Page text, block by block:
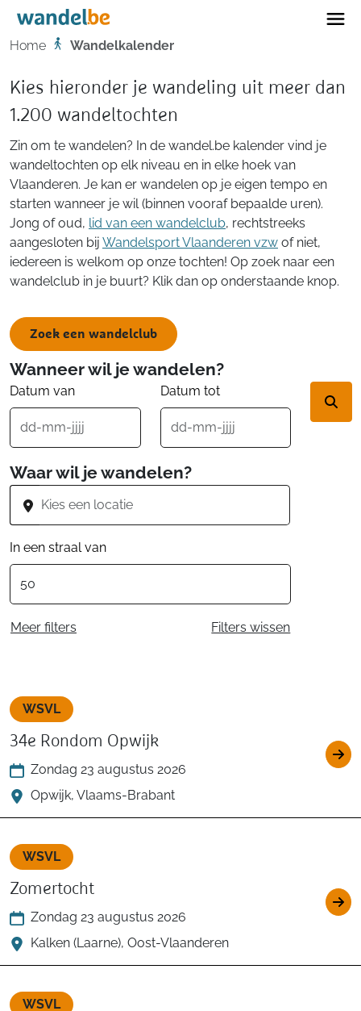
Home
Home Wandelkalender
Kies hieronder je wandeling uit meer dan
1.200 wandeltochten
Zin om te wandelen? In de wandel.be kalender vind je
wandeltochten op elk niveau en in elke hoek van
Vlaanderen. Je kan er wandelen op je eigen tempo en
starten wanneer je wil (binnen vooraf bepaalde uren).
Jong of oud, lid van een wandelclub, rechtstreeks
aangesloten bij Wandelsport Vlaanderen vzw of niet,
iedereen is welkom op onze tochten! Op zoek naar een
wandelclub in je buurt? Klik dan op onderstaande knop.
Zoek een wandelclub
Wanneer wil je wandelen?
Datum van Datum tot
Waar wil je wandelen?
In een straal van
Meer filters Filters wissen
WSVL
34e Rondom Opwijk
Zondag 23 augustus 2026
Opwijk, Vlaams-Brabant
WSVL
Zomertocht
Zondag 23 augustus 2026
Kalken (Laarne), Oost-Vlaanderen
WSVL